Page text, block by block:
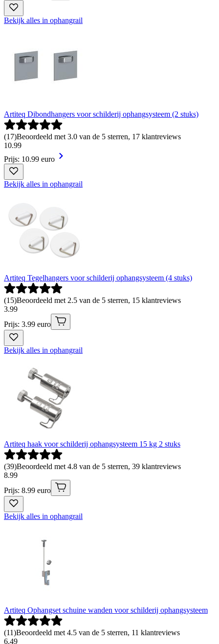
Bekijk alles in ophangrail
Artiteq Dibondhangers voor schilderij ophangsysteem (2 stuks)
(17)Beoordeeld met 3.0 van de 5 sterren, 17 klantreviews
10.99
Prijs: 10.99 euro
Bekijk alles in ophangrail
Artiteq Tegelhangers voor schilderij ophangsysteem (4 stuks)
(15)Beoordeeld met 2.5 van de 5 sterren, 15 klantreviews
3.99
Prijs: 3.99 euro
Bekijk alles in ophangrail
Artiteq haak voor schilderij ophangsysteem 15 kg 2 stuks
(39)Beoordeeld met 4.8 van de 5 sterren, 39 klantreviews
8.99
Prijs: 8.99 euro
Bekijk alles in ophangrail
Artiteq Ophangset schuine wanden voor schilderij ophangsysteem
(11)Beoordeeld met 4.5 van de 5 sterren, 11 klantreviews
6.49